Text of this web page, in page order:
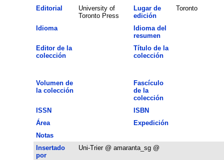
Editorial
University of
Toronto Press
Lugar de
edición
Toronto
Idioma
Idioma del
resumen
Editor de la
colección
Título de la
colección
Volumen de
la colección
Fascículo
de la
colección
ISSN
ISBN
Área
Expedición
Notas
Insertado
por
Uni-Trier @ amaranta_sg @